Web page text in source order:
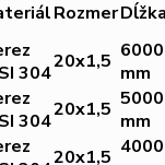
Rozmer
30420x1,5 6000
mm
30420x1,5 5000
mm
20x1,5 4000